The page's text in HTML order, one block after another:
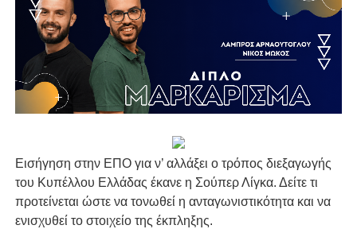
Εισήγηση στην ΕΠΟ για ν’ αλλάξει ο τρόπος διεξαγωγής
του Κυπέλλου Ελλάδας έκανε η Σούπερ Λίγκα. Δείτε τι
προτείνεται ώστε να τονωθεί η ανταγωνιστικότητα και να
ενισχυθεί το στοιχείο της έκπληξης.